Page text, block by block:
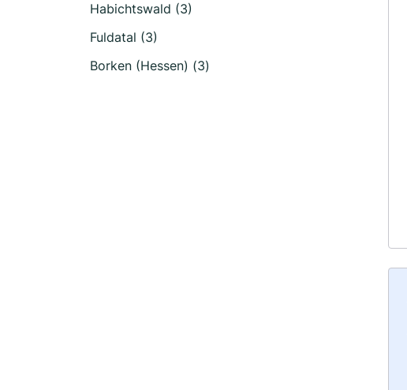
Habichtswald (3)
Fuldatal (3)
Borken (Hessen) (3)